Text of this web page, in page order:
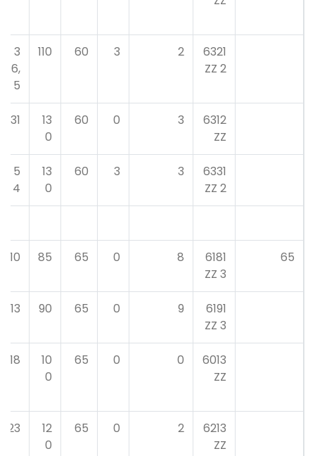
6321
2 ZZ
2
3
60
110
3
6,
5
6312
ZZ
3
0
60
13
0
31
6331
2 ZZ
3
3
60
13
0
5
4
65
6181
3 ZZ
8
0
65
85
10
6191
3 ZZ
9
0
65
90
13
6013
ZZ
0
0
65
10
0
18
6213
ZZ
2
0
65
12
0
23